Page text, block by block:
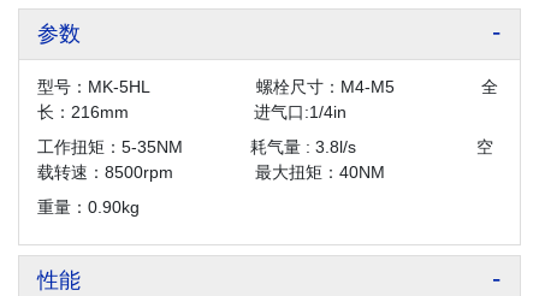
参数
型号：MK-5HL 螺栓尺寸：M4-M5 全
长：216mm 进气口:1/4in
工作扭矩：5-35NM 耗气量 : 3.8l/s 空
载转速：8500rpm 最大扭矩：40NM
重量：0.90kg
性能